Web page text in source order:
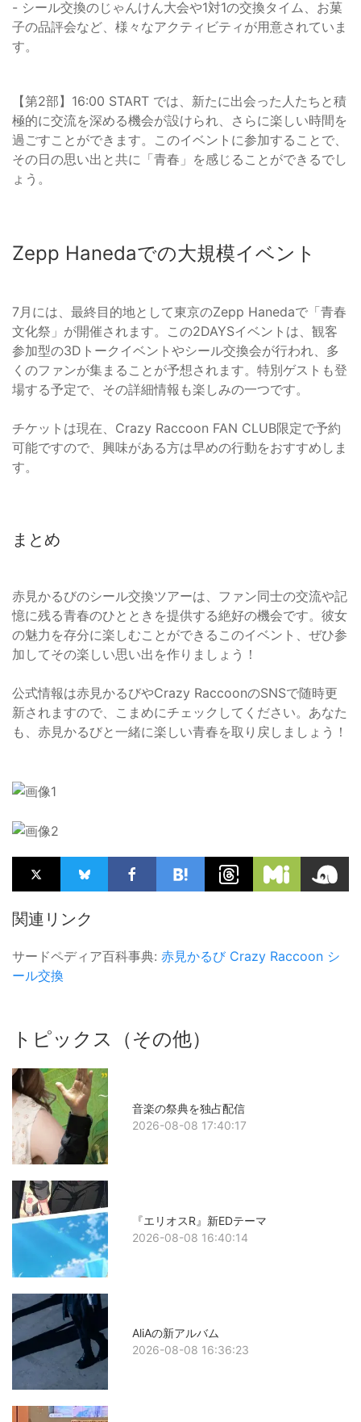
- シール交換のじゃんけん大会や1対1の交換タイム、お菓
子の品評会など、様々なアクティビティが用意されていま
す。
【第2部】16:00 START では、新たに出会った人たちと積
極的に交流を深める機会が設けられ、さらに楽しい時間を
過ごすことができます。このイベントに参加することで、
その日の思い出と共に「青春」を感じることができるでし
ょう。
Zepp Hanedaでの大規模イベント
7月には、最終目的地として東京のZepp Hanedaで「青春
文化祭」が開催されます。この2DAYSイベントは、観客
参加型の3Dトークイベントやシール交換会が行われ、多
くのファンが集まることが予想されます。特別ゲストも登
場する予定で、その詳細情報も楽しみの一つです。
チケットは現在、Crazy Raccoon FAN CLUB限定で予約
可能ですので、興味がある方は早めの行動をおすすめしま
す。
まとめ
赤見かるびのシール交換ツアーは、ファン同士の交流や記
憶に残る青春のひとときを提供する絶好の機会です。彼女
の魅力を存分に楽しむことができるこのイベント、ぜひ参
加してその楽しい思い出を作りましょう！
公式情報は赤見かるびやCrazy RaccoonのSNSで随時更
新されますので、こまめにチェックしてください。あなた
も、赤見かるびと一緒に楽しい青春を取り戻しましょう！
関連リンク
サードペディア百科事典: 赤見かるび Crazy Raccoon シ
ール交換
トピックス（その他）
音楽の祭典を独占配信
2026-08-08 17:40:17
『エリオスR』新EDテーマ
2026-08-08 16:40:14
AliAの新アルバム
2026-08-08 16:36:23